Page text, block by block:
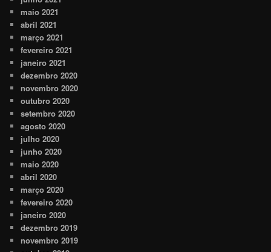
maio 2021
abril 2021
março 2021
fevereiro 2021
janeiro 2021
dezembro 2020
novembro 2020
outubro 2020
setembro 2020
agosto 2020
julho 2020
junho 2020
maio 2020
abril 2020
março 2020
fevereiro 2020
janeiro 2020
dezembro 2019
novembro 2019